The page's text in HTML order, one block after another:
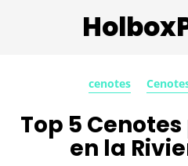
cenotes
Top 5
en la